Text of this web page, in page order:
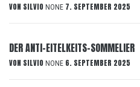
VON SILVIO NONE 7. SEPTEMBER 2025
DER ANTI-EITELKEITS-SOMMELIER
VON SILVIO NONE 6. SEPTEMBER 2025